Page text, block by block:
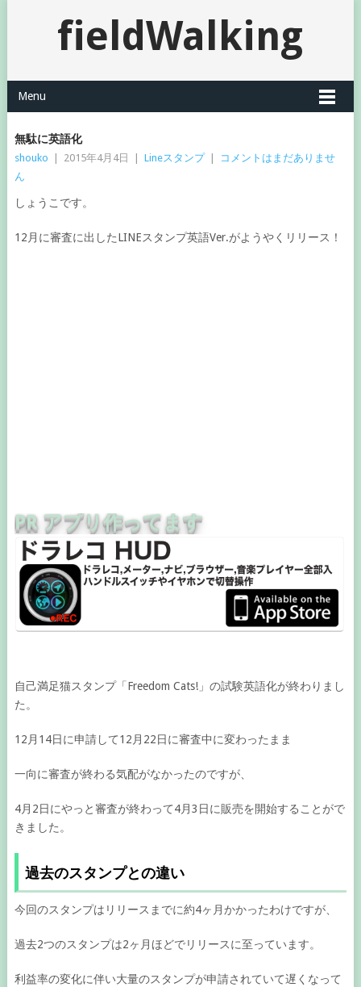
fieldWalking
Menu
無駄に英語化
shouko 2015年4月4日 Lineスタンプ
コメントはまだありませ
ん
しょうこです。
12月に審査に出したLINEスタンプ英語Ver.がようやくリリース！
PR アプリ作ってます
自己満足猫スタンプ「Freedom Cats!」の試験英語化が終わりまし
た。
12月14日に申請して12月22日に審査中に変わったまま
一向に審査が終わる気配がなかったのですが、
4月2日にやっと審査が終わって4月3日に販売を開始することがで
きました。
過去のスタンプとの違い
今回のスタンプはリリースまでに約4ヶ月かかったわけですが、
過去2つのスタンプは2ヶ月ほどでリリースに至っています。
利益率の変化に伴い大量のスタンプが申請されていて遅くなって